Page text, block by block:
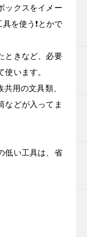
ックスをイメー
を使う❗️とかで
ときなど、必要
います。
用の文具類、
などが入ってま
低い工具は、省